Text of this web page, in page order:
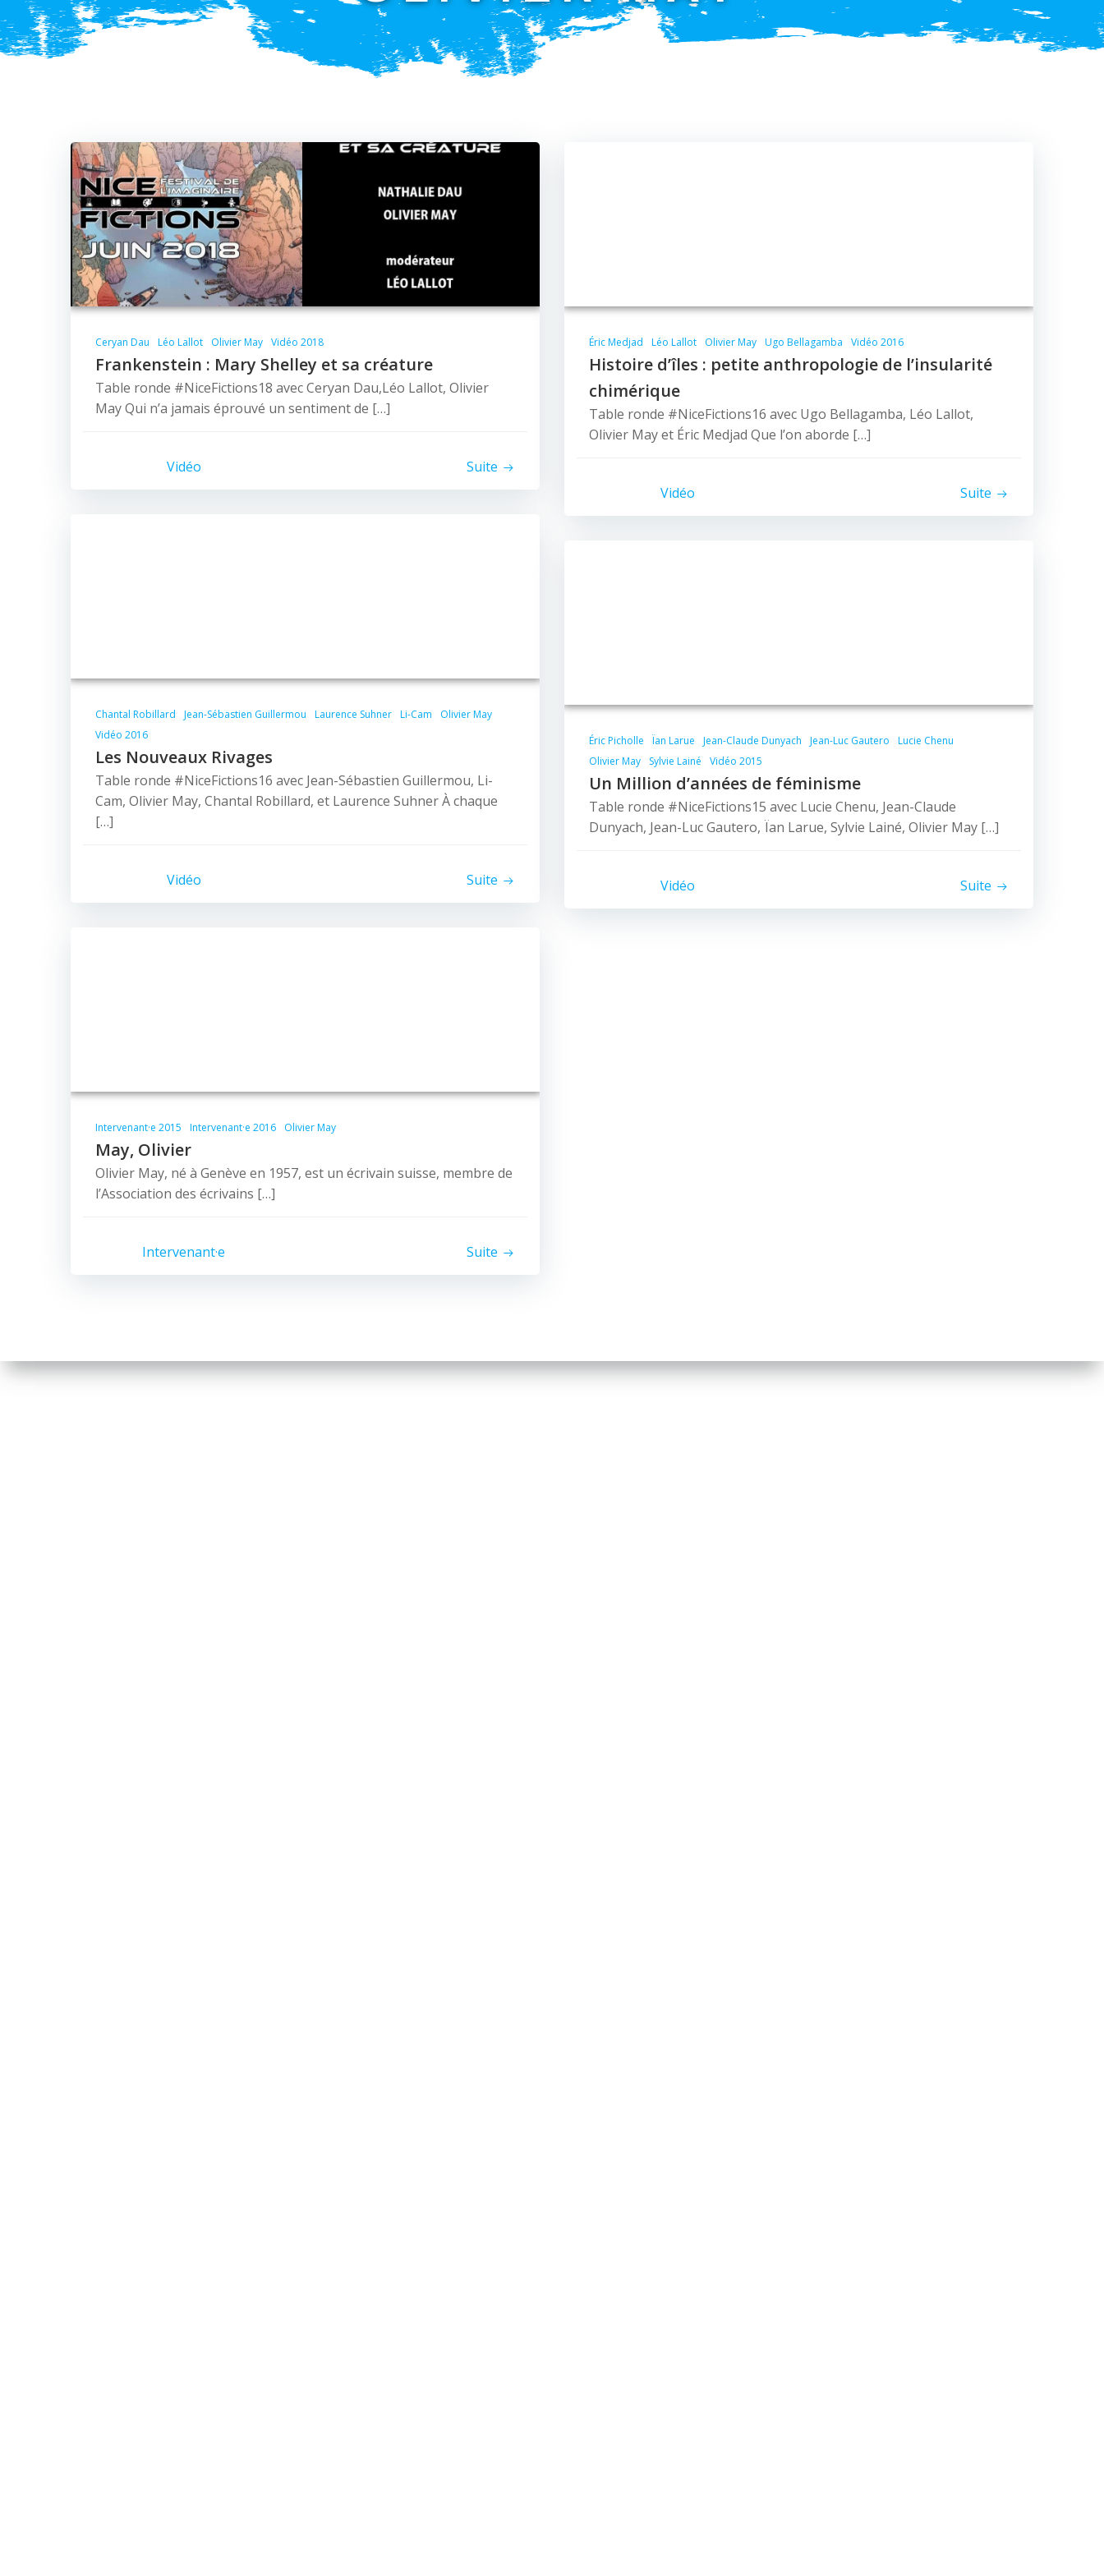
Ceryan Dau Léo Lallot Olivier May Vidéo 2018
Frankenstein : Mary Shelley et sa créature
Table ronde #NiceFictions18 avec Ceryan Dau,Léo Lallot, Olivier
May Qui n’a jamais éprouvé un sentiment de […]
Vidéo Suite
Éric Medjad Léo Lallot Olivier May Ugo Bellagamba Vidéo 2016
Histoire d’îles : petite anthropologie de l’insularité
chimérique
Table ronde #NiceFictions16 avec Ugo Bellagamba, Léo Lallot,
Olivier May et Éric Medjad Que l’on aborde […]
Vidéo Suite
Chantal Robillard Jean-Sébastien Guillermou Laurence Suhner Li-Cam
Olivier May
Vidéo 2016
Les Nouveaux Rivages
Table ronde #NiceFictions16 avec Jean-Sébastien Guillermou, Li-
Cam, Olivier May, Chantal Robillard, et Laurence Suhner À chaque
[…]
Vidéo Suite
Éric Picholle Ïan Larue Jean-Claude Dunyach Jean-Luc Gautero
Lucie Chenu
Olivier May
Sylvie Lainé Vidéo 2015
Un Million d’années de féminisme
Table ronde #NiceFictions15 avec Lucie Chenu, Jean-Claude
Dunyach, Jean-Luc Gautero, Ïan Larue, Sylvie Lainé, Olivier May […]
Vidéo Suite
Intervenant·e 2015 Intervenant·e 2016 Olivier May
May, Olivier
Olivier May, né à Genève en 1957, est un écrivain suisse, membre de
l’Association des écrivains […]
Intervenant·e Suite